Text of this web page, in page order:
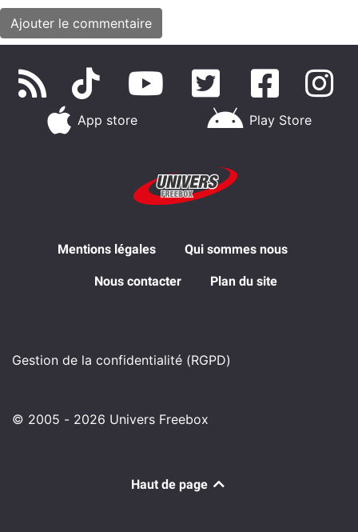
App store Play Store
Mentions légales Qui sommes nous
Nous contacter Plan du site
Gestion de la confidentialité (RGPD)
© 2005 - 2026 Univers Freebox
Haut de page